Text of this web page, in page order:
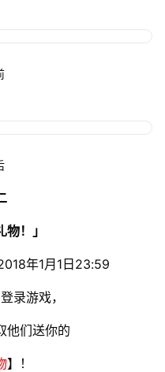
物！」
年1月1日23:59
录游戏，
他们送你的
】！